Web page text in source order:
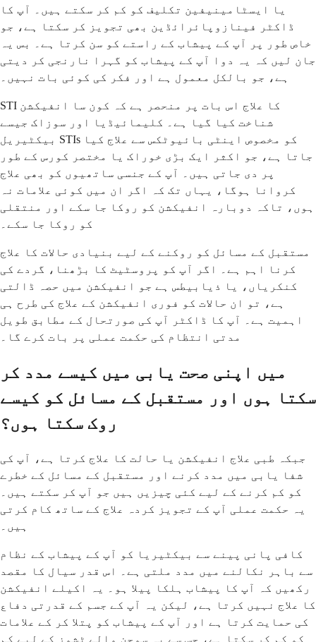
یا ایسٹامینیفین تکلیف کو کم کر سکتے ہیں۔ آپ کا
ڈاکٹر فینازوپائرائڈین بھی تجویز کر سکتا ہے، جو
خاص طور پر آپ کے پیشاب کے راستے کو سن کرتا ہے۔ بس یہ
جان لیں کہ یہ دوا آپ کے پیشاب کو گہرا نارنجی کر دیتی
ہے، جو بالکل معمول ہے اور فکر کی کوئی بات نہیں۔
STI کا علاج اس بات پر منحصر ہے کہ کون سا انفیکشن
شناخت کیا گیا ہے۔ کلیمائیڈیا اور سوزاک جیسے
بیکٹیریل STIs کو مخصوص اینٹی بائیوٹکس سے علاج کیا
جاتا ہے، جو اکثر ایک بڑی خوراک یا مختصر کورس کے طور
پر دی جاتی ہیں۔ آپ کے جنسی ساتھیوں کو بھی علاج
کروانا ہوگا، یہاں تک کہ اگر ان میں کوئی علامات نہ
ہوں، تاکہ دوبارہ انفیکشن کو روکا جا سکے اور منتقلی
کو روکا جا سکے۔
مستقبل کے مسائل کو روکنے کے لیے بنیادی حالات کا علاج
کرنا اہم ہے۔ اگر آپ کو پروسٹیٹ کا بڑھنا، گردے کی
کنکریاں، یا ذیابیطس ہے جو انفیکشن میں حصہ ڈالتی
ہے، تو ان حالات کو فوری انفیکشن کے علاج کی طرح ہی
اہمیت ہے۔ آپ کا ڈاکٹر آپ کی صورتحال کے مطابق طویل
مدتی انتظام کی حکمت عملی پر بات کرے گا۔
میں اپنی صحت یابی میں کیسے مدد کر
سکتا ہوں اور مستقبل کے مسائل کو کیسے
روک سکتا ہوں؟
جبکہ طبی علاج انفیکشن یا حالت کا علاج کرتا ہے، آپ کی
شفا یابی میں مدد کرنے اور مستقبل کے مسائل کے خطرے
کو کم کرنے کے لیے کئی چیزیں ہیں جو آپ کر سکتے ہیں۔
یہ حکمت عملی آپ کے تجویز کردہ علاج کے ساتھ کام کرتی
ہیں۔
کافی پانی پینے سے بیکٹیریا کو آپ کے پیشاب کے نظام
سے باہر نکالنے میں مدد ملتی ہے۔ اس قدر سیال کا مقصد
رکھیں کہ آپ کا پیشاب ہلکا پیلا ہو۔ یہ اکیلے انفیکشن
کا علاج نہیں کرتا ہے، لیکن یہ آپ کے جسم کے قدرتی دفاع
کی حمایت کرتا ہے اور آپ کے پیشاب کو پتلا کر کے علامات
کو کم کر سکتا ہے، جس سے یہ سوجن والے ٹشوز کے لیے کم